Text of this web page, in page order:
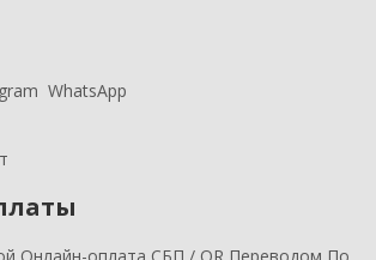
WhatsApp
Онлайн-оплата СБП / QR Переводом По